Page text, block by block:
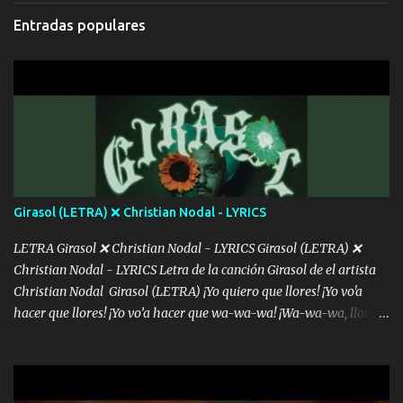
cada que intentas cantar Cada que intentas rapear, cada que
intentas rimar Pobre payaso que usa a todo el mundo pa' conectar
con la gente Dices "Latino Gang" pero pisas a to'a tu gente Pa’ dar
menos se prudente Hoy me sabe a mierda, traigo un Balvin en los
dientes Por falta de empatía le toca ser resiliente ¿Acaso eres
consciente de los followers que mueves? Parcerito, abre los ojos y
ve el poder que tienes Otro chiste malo son los nombres de tus
álbum's "José, vibras colores con la energía del diablo " ¿Si ...
Entradas populares
Girasol (LETRA) ❌ Christian Nodal - LYRICS
LETRA Girasol ❌ Christian Nodal - LYRICS Girasol (LETRA) ❌
Christian Nodal - LYRICS Letra de la canción Girasol de el artista
Christian Nodal Girasol (LETRA) ¡Yo quiero que llores! ¡Yo vo'a
hacer que llores! ¡Yo vo’a hacer que wa-wa-wa! ¡Wa-wa-wa, llores!
intentas rimar Pobre payaso que usa a todo el mundo pa' conectar